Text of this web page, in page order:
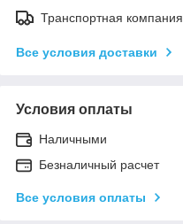
Транспортная компания
Все условия доставки
Условия оплаты
Наличными
Безналичный расчет
Все условия оплаты